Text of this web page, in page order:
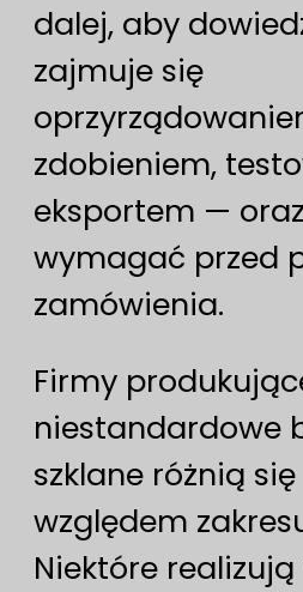
dalej, aby
zajmuje się
zdobieniem,
eksportem —
wymagać przed
zamówienia.
Firmy
niestandardowe
szklane różnią
względem
Niektóre